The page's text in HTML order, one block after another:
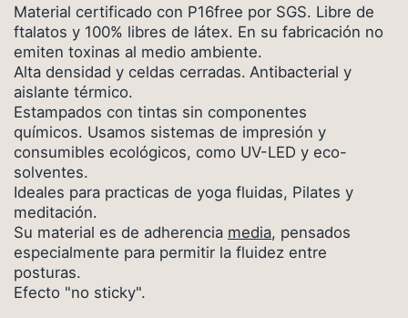
Material certificado con P16free por SGS. Libre de
ftalatos y 100% libres de látex. En su fabricación no
emiten toxinas al medio ambiente.
Alta densidad y celdas cerradas. Antibacterial y
aislante térmico.
Estampados con tintas sin componentes
químicos. Usamos sistemas de impresión y
consumibles ecológicos, como UV-LED y eco-
solventes.
Ideales para practicas de yoga fluidas, Pilates y
meditación.
Su material es de adherencia media, pensados
especialmente para permitir la fluidez entre
posturas.
Efecto "no sticky".